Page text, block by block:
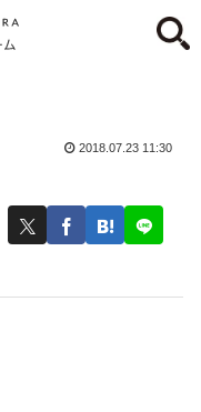
2018.07.23 11:30